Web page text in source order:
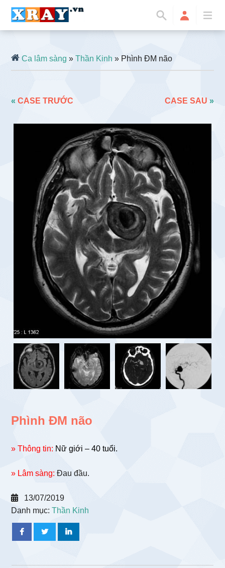
Ca lâm sàng »Thần Kinh » Phình ĐM não
«CASE TRƯỚC CASE SAU »
Phình ĐM não
» Thông tin: Nữ giới – 40 tuổi.
» Lâm sàng: Đau đầu.
13/07/2019
Danh mục:Thần Kinh